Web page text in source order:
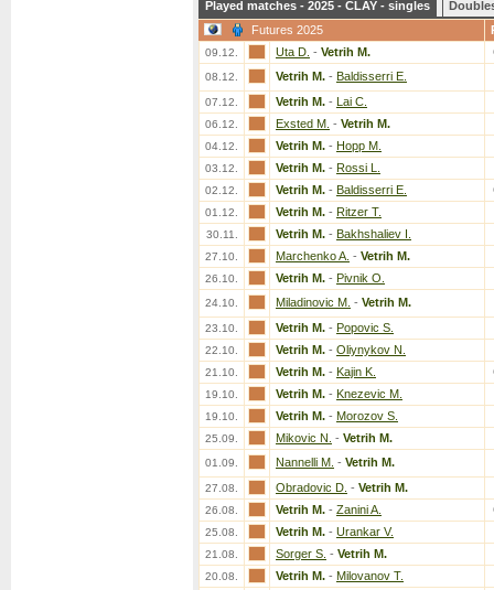
Played matches - 2025 - CLAY - singles
Futures 2025
09.12. Uta D. - Vetrih M.
08.12. Vetrih M. - Baldisserri E.
07.12. Vetrih M. - Lai C.
06.12. Exsted M. - Vetrih M.
04.12. Vetrih M. - Hopp M.
03.12. Vetrih M. - Rossi L.
02.12. Vetrih M. - Baldisserri E.
01.12. Vetrih M. - Ritzer T.
30.11. Vetrih M. - Bakhshaliev I.
27.10. Marchenko A. - Vetrih M.
26.10. Vetrih M. - Pivnik O.
24.10. Miladinovic M. - Vetrih M.
23.10. Vetrih M. - Popovic S.
22.10. Vetrih M. - Oliynykov N.
21.10. Vetrih M. - Kajin K.
19.10. Vetrih M. - Knezevic M.
19.10. Vetrih M. - Morozov S.
25.09. Mikovic N. - Vetrih M.
01.09. Nannelli M. - Vetrih M.
27.08. Obradovic D. - Vetrih M.
26.08. Vetrih M. - Zanini A.
25.08. Vetrih M. - Urankar V.
21.08. Sorger S. - Vetrih M.
20.08. Vetrih M. - Milovanov T.